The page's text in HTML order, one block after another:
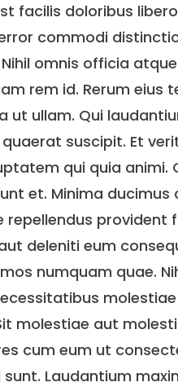
facilis doloribus
commodi
omnis officia
rem id. Rerum eius
ut ullam. Qui
suscipit. Et
qui quia animi.
et. Minima ducimus
provident
deleniti eum
numquam quae.
molestiae aut
cum eum ut
Laudantium